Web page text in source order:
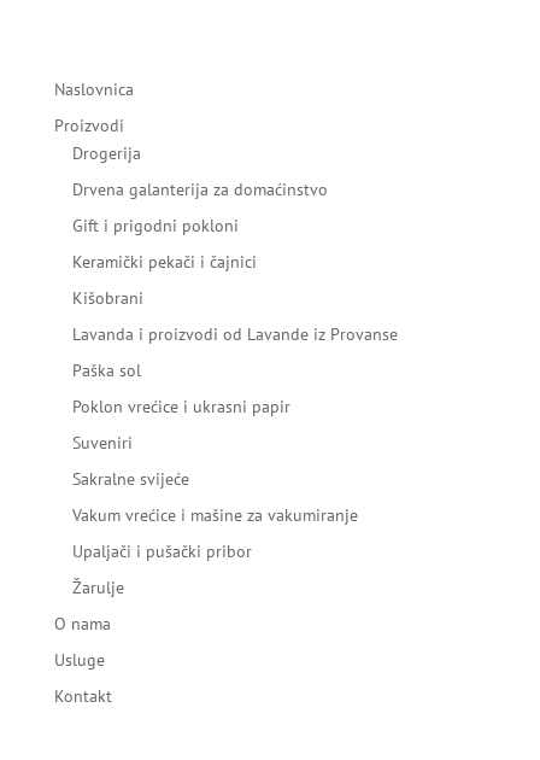
Naslovnica
Proizvodi
Drogerija
Drvena galanterija za domaćinstvo
Gift i prigodni pokloni
Keramički pekači i čajnici
Kišobrani
Lavanda i proizvodi od Lavande iz Provanse
Paška sol
Poklon vrećice i ukrasni papir
Suveniri
Sakralne svijeće
Vakum vrećice i mašine za vakumiranje
Upaljači i pušački pribor
Žarulje
O nama
Usluge
Kontakt